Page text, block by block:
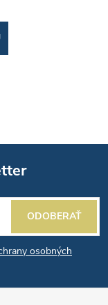
osobných
ODOBERAŤ